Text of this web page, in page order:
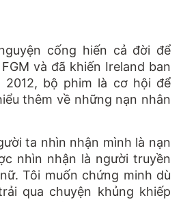
cống hiến cả đời để
và đã khiến Ireland ban
2012, bộ phim là cơ hội để
thêm về những nạn nhân
ta nhìn nhận mình là nạn
nhìn nhận là người truyền
Tôi muốn chứng minh dù
qua chuyện khủng khiếp